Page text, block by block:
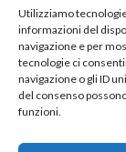
Utilizziamo
informazioni del
navigazione e per
tecnologie ci
navigazione o gli ID
del consenso
funzioni.
Follow us!